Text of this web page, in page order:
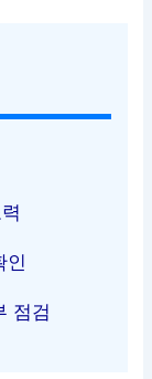
인
점검